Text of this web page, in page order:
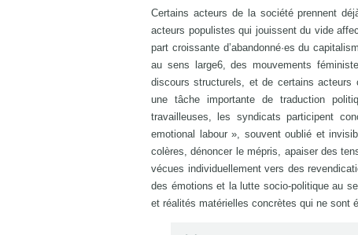
Certains acteurs de la société prennent
acteurs populistes qui jouissent du vide
part croissante d’abandonné·es du
au sens large6, des mouvements
discours structurels, et de certains
une tâche importante de traduction
travailleuses, les syndicats participent
emotional labour », souvent oublié et
colères, dénoncer le mépris, apaiser des
vécues individuellement vers des
des émotions et la lutte socio-politique au
et réalités matérielles concrètes qui ne sont